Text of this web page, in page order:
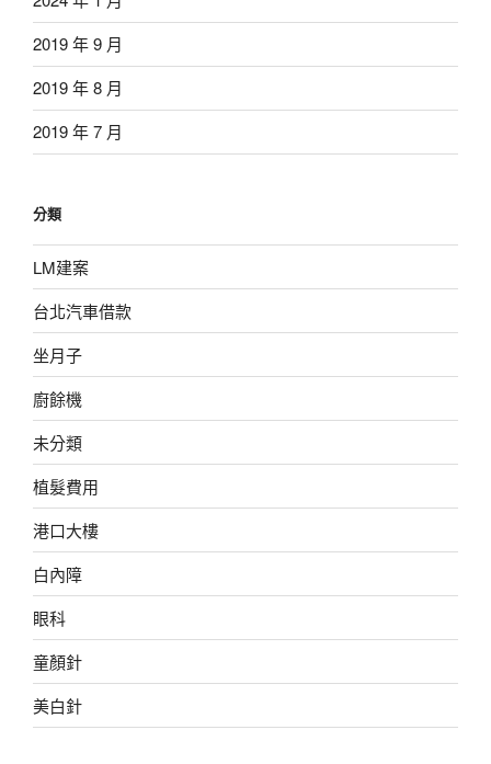
2019 年 9 月
2019 年 8 月
2019 年 7 月
分類
LM建案
台北汽車借款
坐月子
廚餘機
未分類
植髮費用
港口大樓
白內障
眼科
童顏針
美白針